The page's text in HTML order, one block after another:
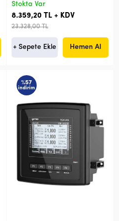
Stokta Var
8.359,20 TL + KDV
23.328,00 TL
+ Sepete Ekle Hemen Al
%57
indirim